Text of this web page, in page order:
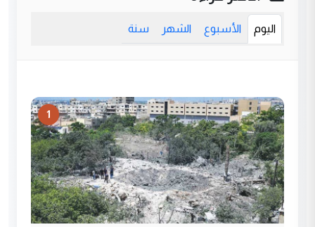
اليوم الأسبوع الشهر سنة
1